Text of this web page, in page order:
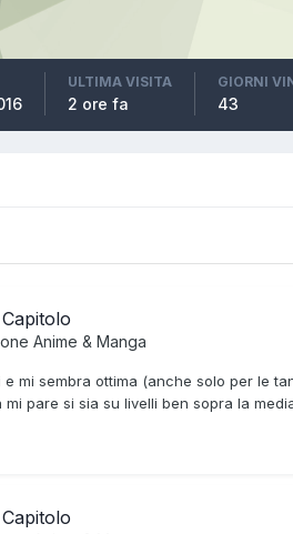
ULTIMA VISITA
2 ore fa
GIORNI
43
Anime & Manga
mi sembra ottima (anche solo per le
pare si sia su livelli ben sopra la